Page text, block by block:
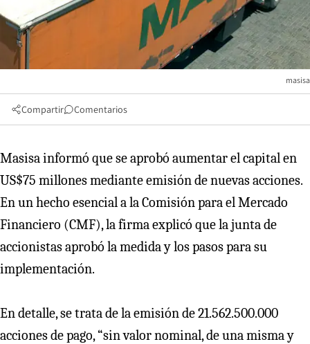
masisa
Compartir Comentarios
Masisa informó que se aprobó aumentar el capital en
US$75 millones mediante emisión de nuevas acciones.
En un hecho esencial a la Comisión para el Mercado
Financiero (CMF), la firma explicó que la junta de
accionistas aprobó la medida y los pasos para su
implementación.
En detalle, se trata de la emisión de 21.562.500.000
acciones de pago, “sin valor nominal, de una misma y